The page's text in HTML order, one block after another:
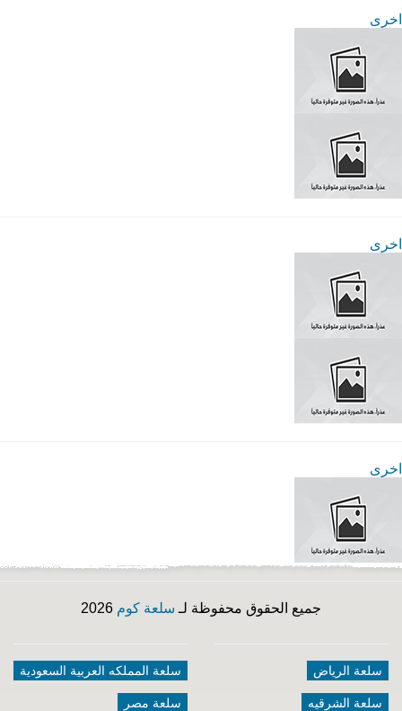
اخرى
اخرى
اخرى
جميع الحقوق محفوظة لـ سلعة كوم
سلعة الرياض
سلعة الشرقيه
سلعة المملكه العربية السعودية
سلعة مصر